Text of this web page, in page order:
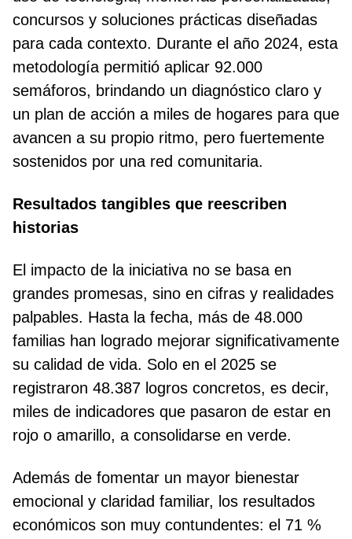
concursos y soluciones prácticas diseñadas
para cada contexto. Durante el año 2024, esta
metodología permitió aplicar 92.000
semáforos, brindando un diagnóstico claro y
un plan de acción a miles de hogares para que
avancen a su propio ritmo, pero fuertemente
sostenidos por una red comunitaria.
Resultados tangibles que reescriben
historias
El impacto de la iniciativa no se basa en
grandes promesas, sino en cifras y realidades
palpables. Hasta la fecha, más de 48.000
familias han logrado mejorar significativamente
su calidad de vida. Solo en el 2025 se
registraron 48.387 logros concretos, es decir,
miles de indicadores que pasaron de estar en
rojo o amarillo, a consolidarse en verde.
Además de fomentar un mayor bienestar
emocional y claridad familiar, los resultados
económicos son muy contundentes: el 71 %